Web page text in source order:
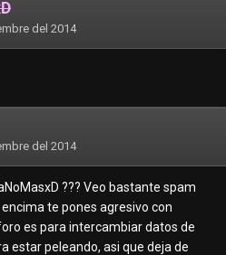
del 2014
del 2014
??? Veo bastante spam
te pones agresivo con
es para intercambiar datos de
estar peleando, asi que deja de